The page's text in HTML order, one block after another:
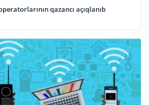
qazancı açıqlanıb